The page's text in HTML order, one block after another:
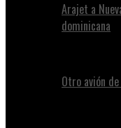
Arajet a
dominicana
Otro avión